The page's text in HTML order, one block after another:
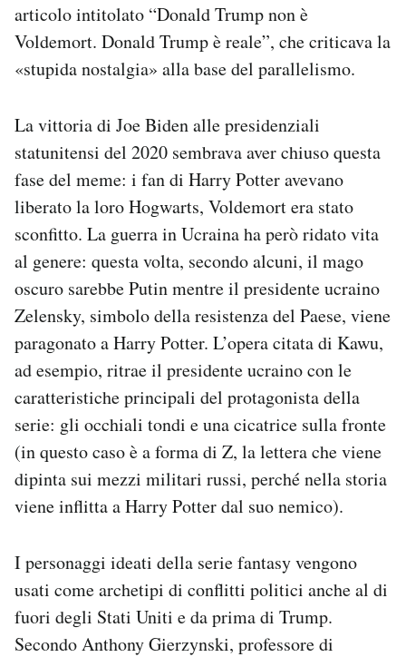
articolo intitolato “Donald Trump non è
Voldemort. Donald Trump è reale”, che criticava la
«stupida nostalgia» alla base del parallelismo.
La vittoria di Joe Biden alle presidenziali
statunitensi del 2020 sembrava aver chiuso questa
fase del meme: i fan di Harry Potter avevano
liberato la loro Hogwarts, Voldemort era stato
sconfitto. La guerra in Ucraina ha però ridato vita
al genere: questa volta, secondo alcuni, il mago
oscuro sarebbe Putin mentre il presidente ucraino
Zelensky, simbolo della resistenza del Paese, viene
paragonato a Harry Potter. L’opera citata di Kawu,
ad esempio, ritrae il presidente ucraino con le
caratteristiche principali del protagonista della
serie: gli occhiali tondi e una cicatrice sulla fronte
(in questo caso è a forma di Z, la lettera che viene
dipinta sui mezzi militari russi, perché nella storia
viene inflitta a Harry Potter dal suo nemico).
I personaggi ideati della serie fantasy vengono
usati come archetipi di conflitti politici anche al di
fuori degli Stati Uniti e da prima di Trump.
Secondo Anthony Gierzynski, professore di